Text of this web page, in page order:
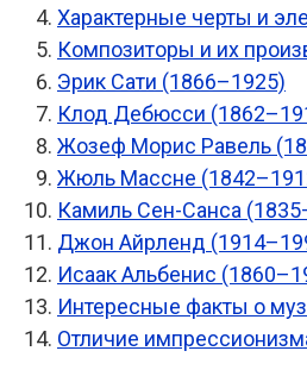
Характерные черты и
Композиторы и их
Эрик Сати (1866–1925)
Клод Дебюсси
Жозеф Морис Равель
Жюль Массне
Камиль Сен-Санса
Джон Айрленд
Исаак Альбенис
Интересные факты о
Отличие